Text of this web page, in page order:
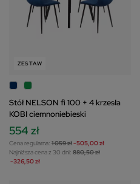
ZESTAW
Stół NELSON fi 100 + 4 krzesła
KOBI ciemnoniebieski
554 zł
Cena regularna: 1 059 zł-505,00 zł
Najniższa cena z 30 dni: 880,50 zł
-326,50 zł